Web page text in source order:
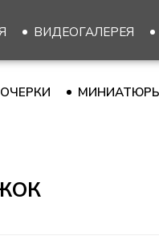
ВИДЕОГАЛЕРЕЯ
ОЧЕРКИ